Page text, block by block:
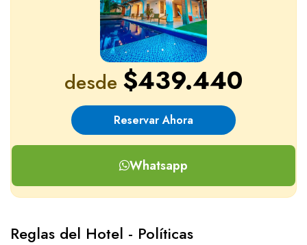
desde $439.440
Reservar Ahora
Whatsapp
Reglas del Hotel - Políticas